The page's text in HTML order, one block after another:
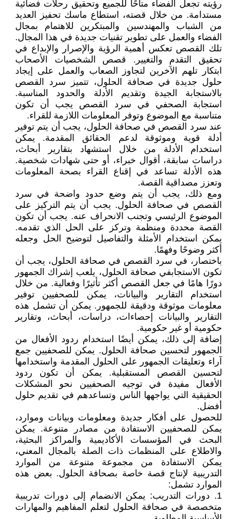
رؤيته تجعل الفضاء متاحًا للجميع وتحقيق رحلات فضائية
مستدامة. من خلال قصته، استطاع ماسك تحفيز العديد
من الشباب والمهندسين والمبتكرين للاهتمام بمجال
الفضاء والعمل على تطوير تقنيات جديدة في هذا المجال.
تلك القصص تعكس أهمية الرؤية والإصرار والإبداع في
تحقيق التقدم والتغيير. قصص الشخصيات الأصحاب
ابتكار تلهم الآخرين لتجاوز الصعاب والعمل على إيجاد
حلول جديدة في صحافة الحلول، تتميز سرد القصص
بالاستجابة الجيدة وتقديم الأدلة والحدود المناسبة.
استجابة الصحفي في سرد القصص يجب أن تكون
متناسبة مع الموضوع وتوفر المعلومات اللازمة للقراء.
عند سرد القصص في صحافة الحلول، يجب أن يتم توفير
أدلة قوية وموثوقة لدعم الحقائق المقدمة. يمكن
استخدام الأدلة من خلال استشهاد بتقارير أبحاث،
دراسات سابقة، أقوال خبراء، أو حتى شهادات شخصية.
هذه الأدلة تساعد في إقناع القراء بصحة المعلومات
وتعزز مصداقية القصة.
ومع ذلك، يجب أن يتم وضع حدود واضحة في سرد
القصص في صحافة الحلول. يجب أن يتم التركيز على
الموضوع الرئيسي وتجنب الانحراف عنه. يجب أن تكون
القصة محددة ومنظمة وتركز على الحل الذي تقدمه.
يمكن استخدام الأمثلة والتفاصيل لتوضيح الحل وجعله
أكثر وضوحًا وفهمًا.
باختصار، في سرد القصص في صحافة الحلول، يجب أن
تكون الاستجابفي صحافة الحلول، يلعب إشراك الجمهور
دورًا هامًا في جعل القصص أكثر تأثيرًا وفعالية. من خلال
استخدام التقارير والبيانات، يمكن للصحفيين توفير
معلومات موثوقة ودقيقة للجمهور. يمكن أن تشمل هذه
التقارير والبيانات إحصاءات، دراسات، أبحاث، وتقارير
حكومية أو غير حكومية.
إضافة إلى ذلك، يمكن أيضًا استخدام ردود الأفعال من
الجمهور لتحسين صحافة الحلول. يمكن للصحفيين جمع
آراء وتعليقات الجمهور على الحلول المقدمة واستخدامها
لتحسين القصص المستقبلية. يمكن أن تكون ردود
الأفعال مفيدة في توجيه الصحفيين نحو المشكلات
الحقيقية التي يواجهها الناس وتساعدهم في تقديم حلول
أفضل.
للحصول على أفكار جديدة ومعلومات وبيانات وموارد،
يمكن للصحفيين الاستفادة من مصادر متنوعة. يمكن
البحث في المؤسسات الأكاديمية والمراكز البحثية،
والاطلاع على المنظمات ذات الصلة بالمجال المعني،
يمكن الاستفادة من مجموعة متنوعة من الموارد
التدريبية لإنتاج قصة خاصة بصحافة الحلول. بعض هذه
الموارد تشمل:
1. دورات التدريب: يمكن الانضمام إلى دورات تدريبية
متخصصة في صحافة الحلول لتعلم المفاهيم والمهارات